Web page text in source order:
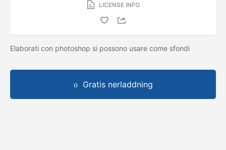
LICENSE INFO
Elaborati con photoshop si possono usare come sfondi
Gratis nerladdning